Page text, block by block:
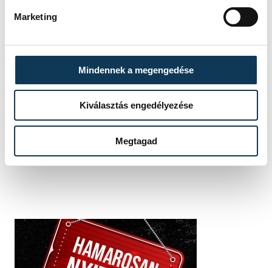
Marketing
Mindennek a megengedése
Kiválasztás engedélyezése
Megtagad
konklávé
SZERZŐ
vehir.hu